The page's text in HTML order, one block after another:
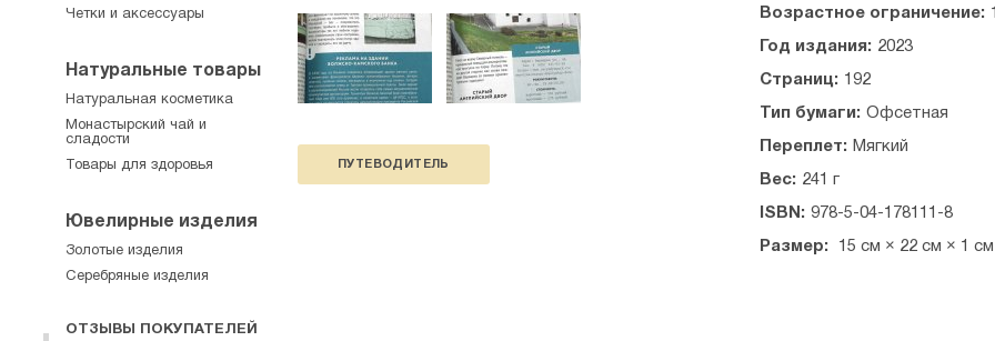
ПУТЕВОДИТЕЛЬ
Возрастное ограничение:
Год издания: 2023
Страниц: 192
Тип бумаги: Офсетная
Переплет: Мягкий
Вес: 241 г
ISBN: 978-5-04-178111-8
Размер: 15 см × 22 см × 1 см
Четки и аксессуары
Натуральные товары
Натуральная косметика
Монастырский чай и
сладости
Товары для здоровья
Ювелирные изделия
Золотые изделия
Серебряные изделия
ОТЗЫВЫ ПОКУПАТЕЛЕЙ